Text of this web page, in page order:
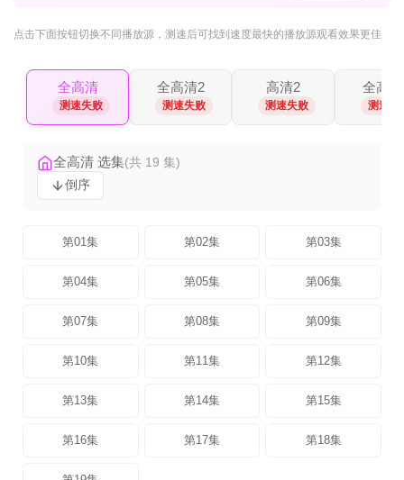
点击下面按钮切换不同播放源 ，测速后可找到速度最快的播放源观看效果更佳
全高清
测速失败
全高清2
测速失败
高清2
测速失败
全高
测速失
全高清 选集(共 19 集)
倒序
第01集 第02集 第03集
第04集 第05集 第06集
第07集 第08集 第09集
第10集 第11集 第12集
第13集 第14集 第15集
第16集 第17集 第18集